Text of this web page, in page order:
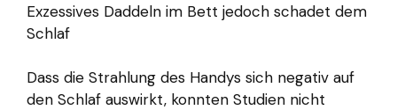
Exzessives Daddeln im Bett jedoch schadet dem
Schlaf
Dass die Strahlung des Handys sich negativ auf
den Schlaf auswirkt, konnten Studien nicht